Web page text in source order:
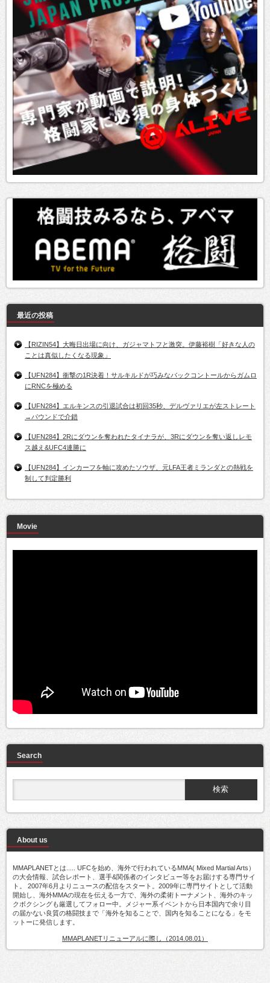
最近の投稿
【RIZIN54】大晦日出場に向け、ガジャマトフと激突。伊藤裕樹「好きな人の
ことは真似したくなる現象」
【UFN284】衝撃の1R決着！サルキルドが巧みなバックコントールからガムロ
にRNCを極める
【UFN284】エルキンスの引退試合は初回35秒、デルヴァリエが左ストレート
→パウンドで介錯
【UFN284】2Rにダウンを奪われたタイナラが、3Rにダウンを奪い返しレモ
ス越え&UFC4連勝に
【UFN284】インカーフを軸に攻めたソウザ、元LFA王者ミランダとの熱戦を
制して判定勝利
Movie
Search
About us
MMAPLANETとは..... UFCを始め、海外で行われているMMA( Mixed Martial Arts）
の大会情報、試合レポート、選手&関係者のインタビュー等をお届けする専門サイ
ト。 2007年6月よりニュースの配信をスタート。2009年に専門サイトとして活動
開始し、海外MMAの現在を伝える一方で、海外の柔術トーナメント、海外のキッ
クボクシングも厳選してフォロー中。メジャー系イベントから日本国内で余り目
の届かない良質の格闘技まで「海外を知ることで、国内を知ることになる」をモ
ットーに発信します。
MMAPLANETリニューアルに際し（2014.08.01）